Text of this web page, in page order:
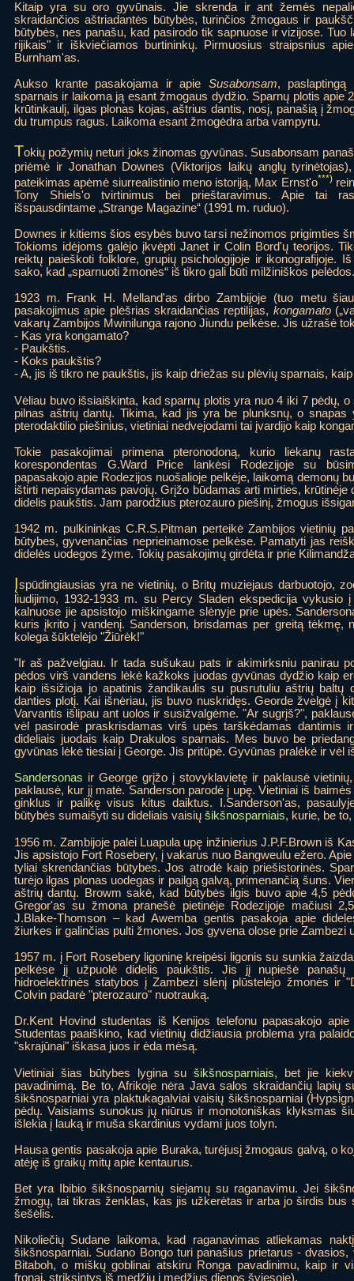
Kitaip yra su oro gyvūnais. Jie skrenda ir ant žemės
skraidančios aštriadantės būtybės, turinčios žmogaus ir
būtybės, nes panašu, kad pasirodo tik sapnuose ir vizijose. Tuo
rijikais" ir iškviečiamos burtininkų. Pirmuosius straipsnius
Burnham'as.
Aukso krante pasakojama ir apie Susabonsam, paslaptingą
sparnais ir laikoma ją esant žmogaus dydžio. Sparnų plotis apie
krūtinkaulį, ilgas plonas kojas, aštrius dantis, nosį, panašią į
du trumpus ragus. Laikoma esant žmogėdra arba vampyru.
Tokių požymių neturi joks žinomas gyvūnas. Susabonsam
priėmė ir Jonathan Downes (Viktorijos laikų anglų
pateikimas apėmė siurrealistinio meno istoriją, Max Ernst'o***)
Tony Shiels'o tvirtinimus bei prieštaravimus. Apie tai
išspausdintame „Strange Magazine“ (1991 m. ruduo).
Downes ir kitiems šios esybės buvo tarsi nežinomos prigimties
Tokioms idėjoms galėjo įkvėpti Janet ir Colin Bord'ų teorijos.
reiktų paieškoti folklore, grupių psichologijoje ir ikonografijoje.
sako, kad „sparnuoti žmonės“ iš tikro gali būti milžiniškos pelėdos.
1923 m. Frank H. Melland'as dirbo Zambijoje (tuo metu
pasakojimus apie plėšrias skraidančias reptilijas, kongamato
vakarų Zambijos Mwinilunga rajono Jiundu pelkėse. Jis užrašė
- Kas yra kongamato?
- Paukštis.
- Koks paukštis?
- A, jis iš tikro ne paukštis, jis kaip driežas su plėvių sparnais,
Vėliau buvo išsiaiškinta, kad sparnų plotis yra nuo 4 iki 7 pėdų,
pilnas aštrių dantų. Tikima, kad jis yra be plunksnų, o
pterodaktilio piešinius, vietiniai nedvejodami tai įvardijo kaip
Tokie pasakojimai primena pteronodoną, kurio liekanų
korespondentas G.Ward Price lankėsi Rodezijoje su
papasakojo apie Rodezijos nuošalioje pelkėje, laikomą demonų
ištirti nepaisydamas pavojų. Grįžo būdamas arti mirties,
didelis paukštis. Jam parodžius pterozauro piešinį, žmogus
1942 m. pulkininkas C.R.S.Pitman perteikė Zambijos vietinių
būtybes, gyvenančias neprieinamose pelkėse. Pamatyti jas
didelės uodegos žyme. Tokių pasakojimų girdėta ir prie
Įspūdingiausias yra ne vietinių, o Britų muziejaus darbuotojo,
liudijimo, 1932-1933 m. su Percy Sladen ekspedicija vykusio
kalnuose jie apsistojo miškingame slėnyje prie upės.
kuris įkrito į vandenį. Sanderson, brisdamas per greitą tėkmę,
kolega šūktelėjo "Žiūrėk!"
"Ir aš pažvelgiau. Ir tada sušukau pats ir akimirksniu panirau
pėdos virš vandens lėkė kažkoks juodas gyvūnas dydžio kaip
kaip išsižioja jo apatinis žandikaulis su pusrutuliu aštrių baltų
danties plotį. Kai išnėriau, jis buvo nuskridęs. Georde žvelgė į
Varvantis išlipau ant uolos ir susižvalgėme. "Ar sugrįš?",
vėl pasirodė praskrisdamas virš upės tarškėdamas dantimis
dideliais juodais kaip Drakulos sparnais. Mes buvo be
gyvūnas lėkė tiesiai į George. Jis pritūpė. Gyvūnas pralėkė ir vėl
Sandersonas ir George grįžo į stovyklavietę ir paklausė
paklausė, kur jį matė. Sanderson parodė į upę. Vietiniai iš
ginklus ir palikę visus kitus daiktus. I.Sanderson'as,
būtybės sumaišyti su dideliais vaisių šikšnosparniais, kurie, be
1956 m. Zambijoje palei Luapula upę inžinierius J.P.F.Brown iš
Jis apsistojo Fort Rosebery, į vakarus nuo Bangweulu ežero.
tyliai skrendančias būtybes. Jos atrodė kaip priešistorinės.
turėjo ilgas plonas uodegas ir pailgą galvą, primenančią šuns.
aštrių dantų. Browm sakė, kad būtybės ilgis buvo apie 4,5
Gregor'as su žmona pranešė pietinėje Rodezijoje mačiusi
J.Blake-Thomson – kad Awemba gentis pasakoja apie
žiurkes ir galinčias pulti žmones. Jos gyvena olose prie Zambezi
1957 m. į Fort Rosebery ligoninę kreipėsi ligonis su sunkia
pelkėse jį užpuolė didelis paukštis. Jis jį nupiešė panašų
hidroelektrinės statybos į Zambezi slėnį plūstelėjo žmonės ir
Colvin padarė "pterozauro" nuotrauką.
Dr.Kent Hovind studentas iš Kenijos telefonu papasakojo
Studentas paaiškino, kad vietinių didžiausia problema yra
"skrajūnai" iškasa juos ir ėda mėsą.
Vietiniai šias būtybes lygina sušikšnosparniais, bet jie
pavadinimą. Be to, Afrikoje nėra Java salos skraidančių lapių
šikšnosparniai yra plaktukagalviai vaisių šikšnosparniai
pėdų. Vaisiams sunokus jų niūrus ir monotoniškas klyksmas
išlekia į lauką ir muša skardinius vydami juos tolyn.
Hausa gentis pasakoja apie Buraka, turėjusį žmogaus galvą, o
atėję iš graikų mitų apie kentaurus.
Bet yra Ibibio šikšnosparnių siejamų su raganavimu. Jei
žmogų, tai tikras ženklas, kas jis užkerėtas ir arba jo širdis bus
šešėlis.
Nikoliečių Sudane laikoma, kad raganavimas atliekamas
šikšnosparniai. Sudano Bongo turi panašius prietarus -
Bitaboh, o miškų goblinai atskiru Ronga pavadinimu, kaip ir
fronai, striksintys iš medžių į medžius dienos šviesoje).